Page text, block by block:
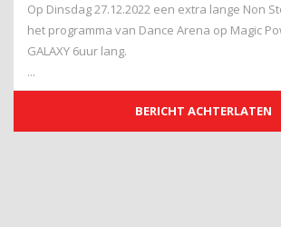
Op Dinsdag 27.12.2022 een extra lange Non
het programma van Dance Arena op Magic
GALAXY 6uur lang.
...
BERICHT ACHTERLATEN